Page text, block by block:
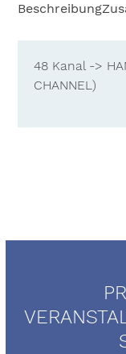
Beschreibung
48 Kanal ->
CHANNEL)